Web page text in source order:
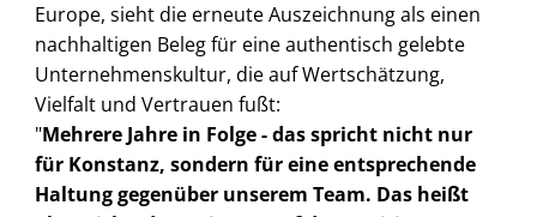
Europe, sieht die erneute Auszeichnung als einen
nachhaltigen Beleg für eine authentisch gelebte
Unternehmenskultur, die auf Wertschätzung,
Vielfalt und Vertrauen fußt:
"Mehrere Jahre in Folge - das spricht nicht nur
für Konstanz, sondern für eine entsprechende
Haltung gegenüber unserem Team. Das heißt